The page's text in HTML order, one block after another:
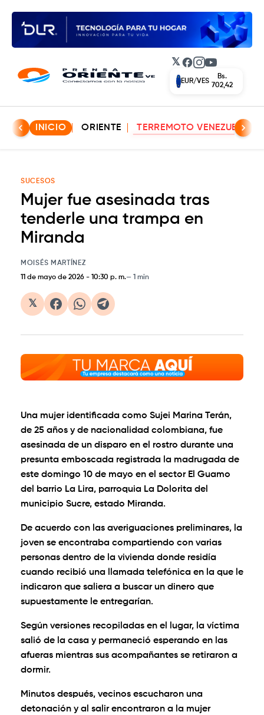
𝕏 Facebook
Instagram
YouTube
EUR/VES
Bs.
702,42
INICIO ORIENTE TERREMOTO VENEZUELA
SUCESOS
Mujer fue asesinada tras
tenderle una trampa en
Miranda
MOISÉS MARTÍNEZ
11 de mayo de 2026 - 10:30 p. m. 1 min
𝕏
Una mujer identificada como Sujei Marina Terán,
de 25 años y de nacionalidad colombiana, fue
asesinada de un disparo en el rostro durante una
presunta emboscada registrada la madrugada de
este domingo 10 de mayo en el sector El Guamo
del barrio La Lira, parroquia La Dolorita del
municipio Sucre, estado Miranda.
De acuerdo con las averiguaciones preliminares, la
joven se encontraba compartiendo con varias
personas dentro de la vivienda donde residía
cuando recibió una llamada telefónica en la que le
indicaron que saliera a buscar un dinero que
supuestamente le entregarían.
Según versiones recopiladas en el lugar, la víctima
salió de la casa y permaneció esperando en las
afueras mientras sus acompañantes se retiraron a
dormir.
Minutos después, vecinos escucharon una
detonación y al salir encontraron a la mujer